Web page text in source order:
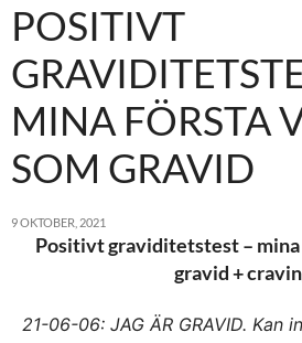
POSITIVT
MINA FÖRSTA
SOM GRAVID
9 OKTOBER, 2021
Positivt graviditetstest –
gravid +
21-06-06: JAG ÄR GRAVID. Kan